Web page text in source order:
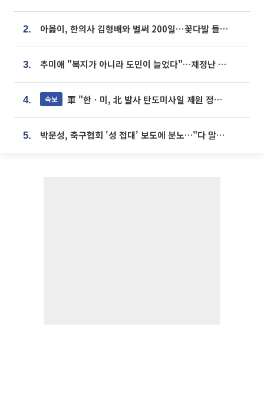
2. 아옳이, 한의사 김형배와 벌써 200일⋯꽃다발 들고 "프러포즈 아냐"
3. 추미애 "복지가 아니라 도민이 늘었다"…재정난 책임론 정면돌파
4. 속보 軍 "한ㆍ미, 北 발사 탄도미사일 제원 정밀분석 중"
5. 박문성, 축구협회 '성 접대' 보도에 분노…"다 말아먹으려고 작정했나"